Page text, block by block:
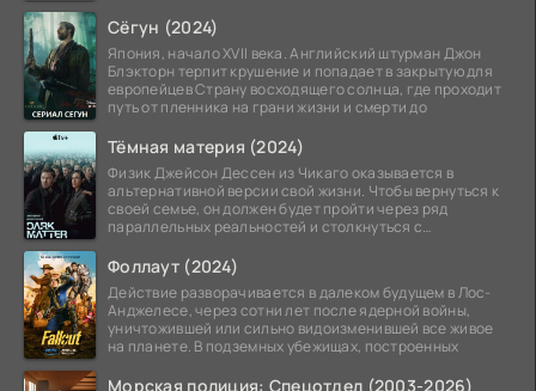
Сёгун (2024)
Япония, начало XVII века. Английский штурман Джон
Блэкторн терпит крушение и попадает в закрытую для
европейцев Страну восходящего солнца, где проходит
путь от пленника на грани жизни и смерти до
Тёмная материя (2024)
Физик Джейсон Дессен из Чикаго оказывается в
альтернативной версии свой жизни. Чтобы вернуться к
своей семье, он должен будет пройти через ряд
параллельных реальностей и столкнуться с
Фоллаут (2024)
Действие разворачивается в далеком будущем в Лос-
Анджелесе, через сотни лет после ядерной войны,
уничтожившей или сильно видоизменившей все живое
на планете. В подземных убежищах, построенных
Морская полиция: Спецотдел (2003-2026)